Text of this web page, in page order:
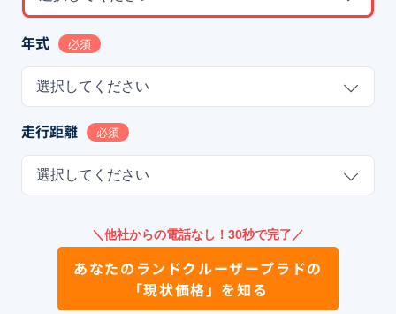
年式 必須
選択してください
走行距離 必須
選択してください
＼他社からの電話なし！30秒で完了／
あなたの ランドクルーザープラドの
「現状価格」を知る